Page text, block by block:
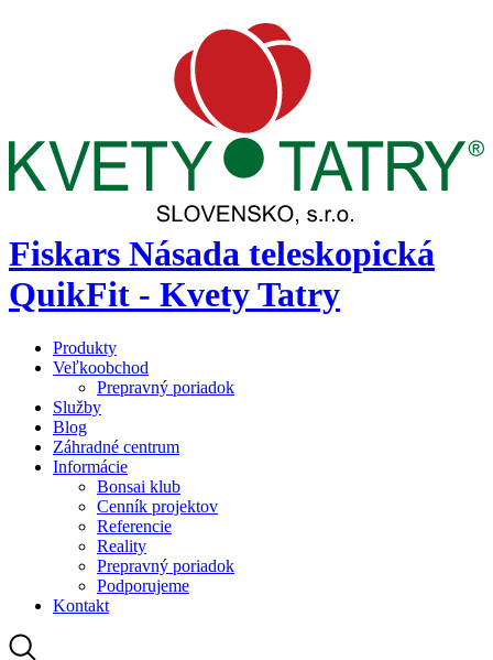
Fiskars Násada teleskopická
QuikFit - Kvety Tatry
Produkty
Veľkoobchod
Prepravný poriadok
Služby
Blog
Záhradné centrum
Informácie
Bonsai klub
Cenník projektov
Referencie
Reality
Prepravný poriadok
Podporujeme
Kontakt